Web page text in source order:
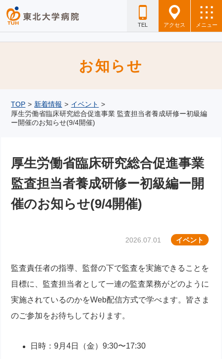
TEL アクセス メニュー
お知らせ
TOP > 新着情報 > イベント >
厚生労働省臨床研究総合促進事業 監査担当者養成研修ー初級編
ー開催のお知らせ(9/4開催)
厚生労働省臨床研究総合促進事業
監査担当者養成研修ー初級編ー開
催のお知らせ(9/4開催)
2026.07.01 イベント
監査責任者の指導、監督の下で監査を実施できることを
目標に、監査担当者として一連の監査業務がどのように
実施されているのかをWeb配信方式で学べます。皆さま
のご参加をお待ちしております。
日時：9月4日（金）9:30〜17:30